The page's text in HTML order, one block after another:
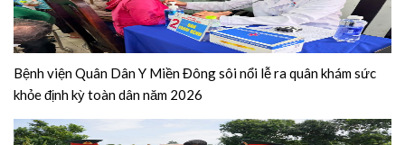
Bệnh viện Quân Dân Y Miền Đông sôi nổi lễ ra quân khám sức
khỏe định kỳ toàn dân năm 2026